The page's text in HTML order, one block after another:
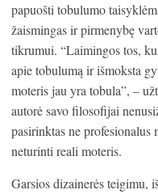
papuošti tobulumo
žaismingas ir pirmenybę
tikrumui. “Laimingos tos,
apie tobulumą ir išmoksta
moteris jau yra tobula”, –
autorė savo filosofijai
pasirinktas ne
neturinti reali moteris.
Garsios dizainerės teigimu,